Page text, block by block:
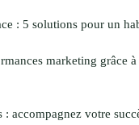
: 5 solutions pour un
marketing grâce
: accompagnez votre